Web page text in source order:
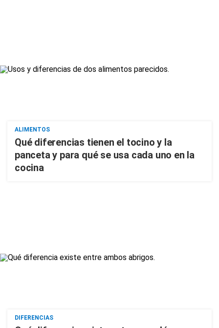
ALIMENTOS
Qué diferencias tienen el tocino y la
panceta y para qué se usa cada uno en la
cocina
DIFERENCIAS